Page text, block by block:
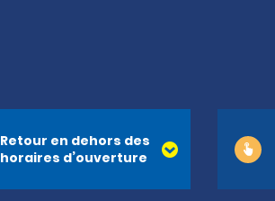
Retour en dehors des
horaires d’ouverture